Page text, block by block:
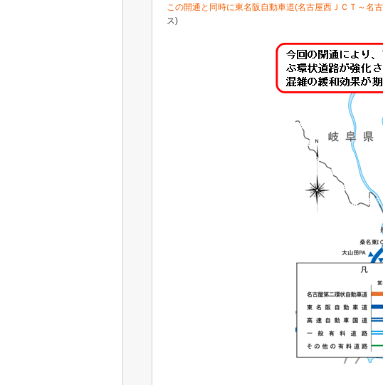
この開通と同時に東名阪自動車道(名古屋西ＪＣＴ～名
ス)